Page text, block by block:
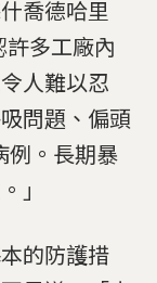
喬德哈里
許多工廠內
人難以忍
問題、偏頭
例。長期暴
」
的防護措